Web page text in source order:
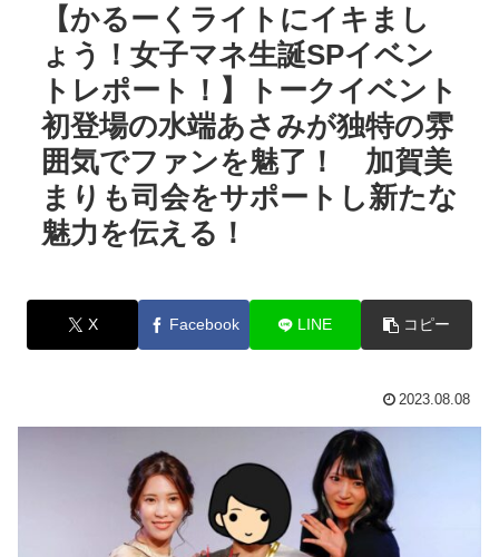
【かるーくライトにイキまし
ょう！女子マネ生誕SPイベン
トレポート！】トークイベント
初登場の水端あさみが独特の雰
囲気でファンを魅了！ 加賀美
まりも司会をサポートし新たな
魅力を伝える！
X Facebook LINE コピー
2023.08.08